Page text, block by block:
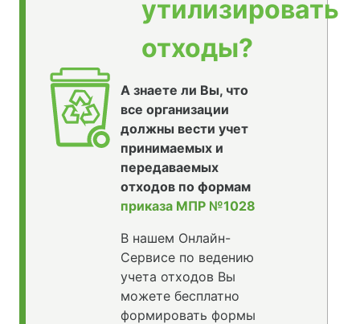
утилизировать
отходы?
А знаете ли Вы, что
все организации
должны вести учет
принимаемых и
передаваемых
отходов по формам
приказа МПР №1028
В нашем Онлайн-
Сервисе по ведению
учета отходов Вы
можете бесплатно
формировать формы